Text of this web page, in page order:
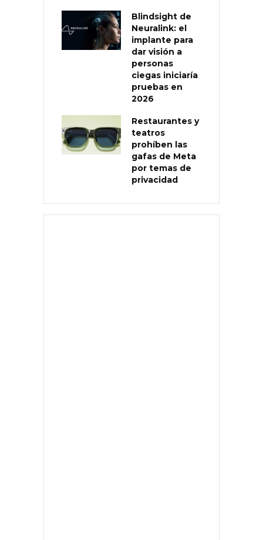
Blindsight de
Neuralink: el
implante para
dar visión a
personas
ciegas iniciaría
pruebas en
2026
Restaurantes y
teatros
prohíben las
gafas de Meta
por temas de
privacidad